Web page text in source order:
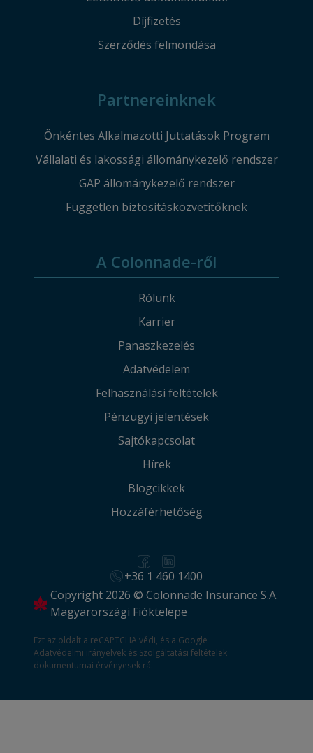
Díjfizetés
Szerződés felmondása
Partnereinknek
Önkéntes Alkalmazotti Juttatások Program
Vállalati és lakossági állománykezelő rendszer
GAP állománykezelő rendszer
Független biztosításközvetítőknek
A Colonnade-ről
Rólunk
Karrier
Panaszkezelés
Adatvédelem
Felhasználási feltételek
Pénzügyi jelentések
Sajtókapcsolat
Hírek
Blogcikkek
Hozzáférhetőség
Copyright 2026 © Colonnade Insurance S.A.
Magyarországi Fióktelepe
+36 1 460 1400
Ezt az oldalt a reCAPTCHA védi, és a Google
Adatvédelmi irányelvek és Szolgáltatási feltételek
dokumentumai érvényesek rá.